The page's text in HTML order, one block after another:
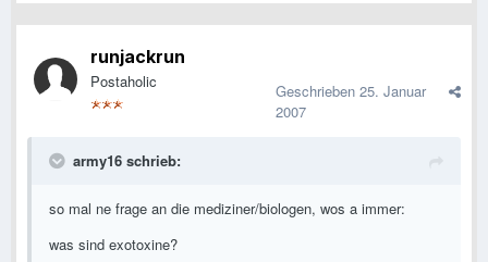
runjackrun
Postaholic Geschrieben 25. Januar
2007
army16 schrieb:
so mal ne frage an die mediziner/biologen, wos a immer:
was sind exotoxine?